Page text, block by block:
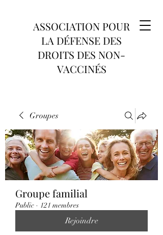
ASSOCIATION POUR
LA DÉFENSE DES
DROITS DES NON-
VACCINÉS
Groupes
Groupe familial
Public · 121 membres
Rejoindre